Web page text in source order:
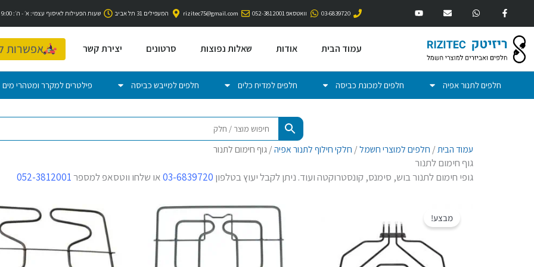
לתוכן
a
c
e
o
o
k
-
h
a
t
a
p
p
n
v
e
o
p
e
o
t
03-6839720 וואטסאפ 052-3812001 rizitec75@gmail.com המעפילים 31 תל אביב שעות הפעילות לאיסוף עצמי: א׳ - ה׳: 9:00 - 18:00 | יום ו' 9:00-15:00
עמוד הבית אודות שאלות נפוצות סרטונים יצירת קשר אפשרות למשלוח
חלפים לתנור אפיה חלפים למכונת כביסה חלפים למדיח כלים חלפים למייבש כביסה פילטרים למקרר ומטהרי מים
עמוד הבית / חלפים למוצרי חשמל / חלקי חילוף לתנור אפיה / גוף חימום לתנור
גוף חימום לתנור
גופי חימום לתנור בוש, סימנס, קונסטרוקטה ועוד. ניתן לקבל יעוץ בטלפון 03-6839720או שלחו ווטסאפ למספר052-3812001
מבצע!היה:
₪219.00.
הוא:
₪169.00.